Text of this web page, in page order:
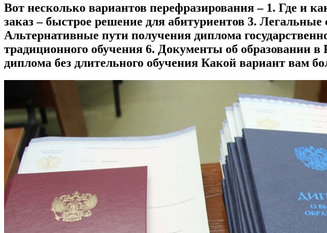
Вот несколько вариантов перефразирования – 1. Где и
заказ – быстрое решение для абитуриентов 3.
Альтернативные пути получения диплома
традиционного обучения 6. Документы об образовании
диплома без длительного обучения Какой вариант вам